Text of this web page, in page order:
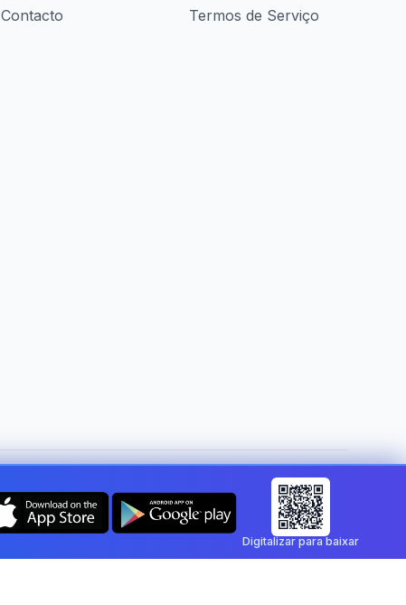
Contacto
Termos de Serviço
Mudar de país: Portugal
Digitalizar para baixar